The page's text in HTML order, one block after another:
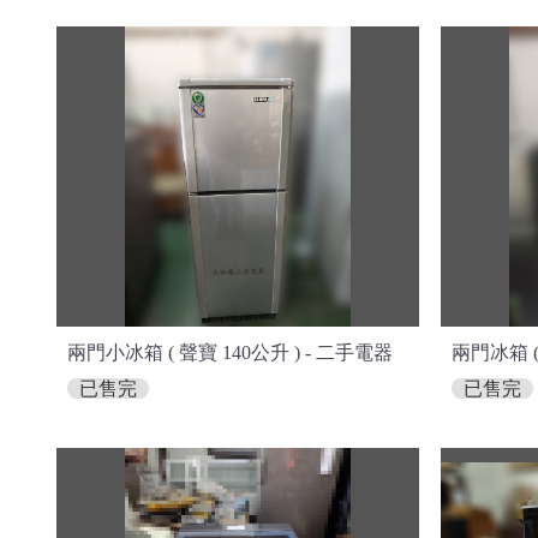
兩門小冰箱 ( 聲寶 140公升 ) - 二手電器
已售完
兩門冰箱
已售完